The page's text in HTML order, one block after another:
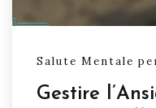
Salute Mentale
Gestire